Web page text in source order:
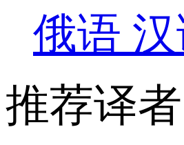
俄语
推荐译者